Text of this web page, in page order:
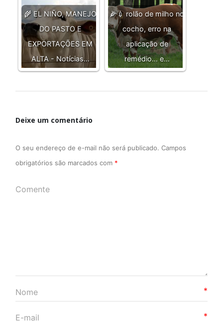
🌾 EL NIÑO, MANEJO
DO PASTO E
EXPORTAÇÕES EM
ALTA - Notícias…
🌽💉 rolão de milho no
cocho, erro na
aplicação de
remédio… e…
Deixe um comentário
O seu endereço de e-mail não será publicado. Campos
obrigatórios são marcados com *
*
*